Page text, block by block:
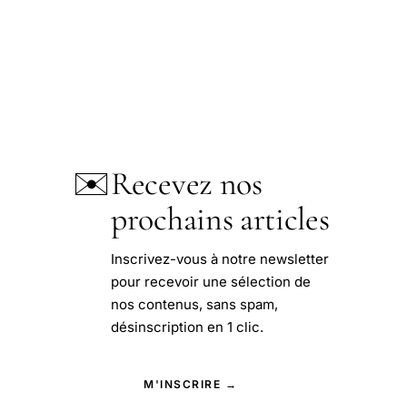
✉️Recevez nos
prochains articles
Inscrivez-vous à notre newsletter
pour recevoir une sélection de
nos contenus, sans spam,
désinscription en 1 clic.
M'INSCRIRE →